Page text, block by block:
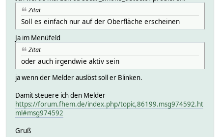
Zitat
Soll es einfach nur auf der Oberfläche erscheinen
Ja im Menüfeld
Zitat
oder auch irgendwie aktiv sein
ja wenn der Melder auslöst soll er Blinken.
Damit steuere ich den Melder
https://forum.fhem.de/index.php/topic,86199.msg974592.ht
ml#msg974592
Gruß